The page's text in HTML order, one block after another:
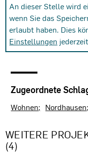
An dieser Stelle wird
wenn Sie das
erlaubt haben. Dies
Einstellungen
Zugeordnete
Wohnen Nordhausen
WEITERE
(4)